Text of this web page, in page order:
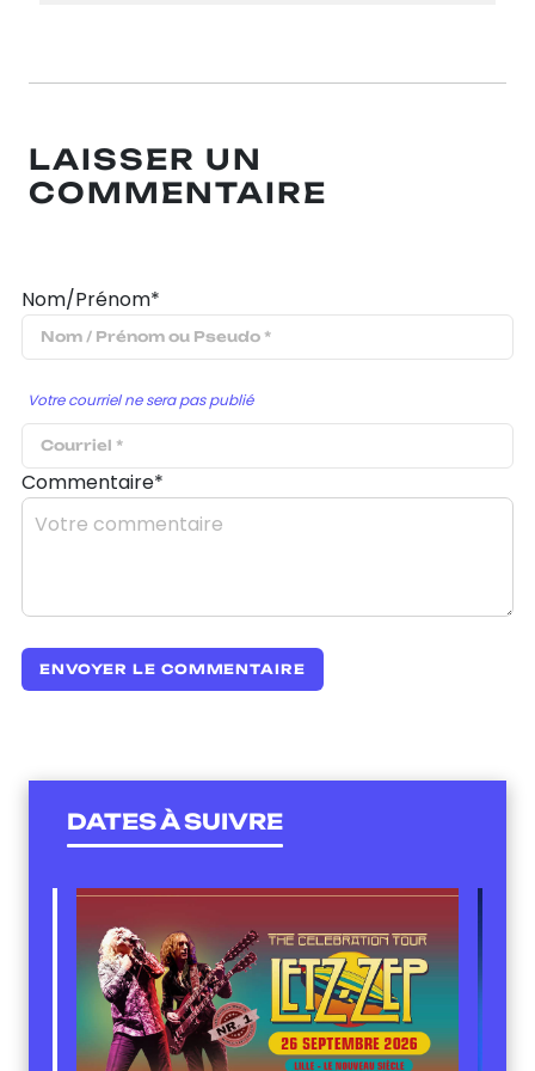
LAISSER UN
COMMENTAIRE
Nom/Prénom*
Votre courriel ne sera pas publié
Commentaire*
DATES À SUIVRE